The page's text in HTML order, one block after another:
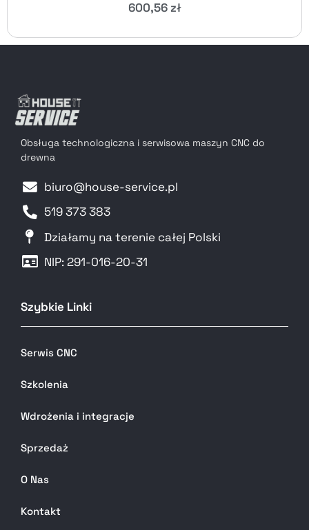
600,56 zł
Obsługa technologiczna i serwisowa maszyn CNC do
drewna
biuro@house-service.pl
519 373 383
Działamy na terenie całej Polski
NIP: 291-016-20-31​
Szybkie Linki
Serwis CNC
Szkolenia
Wdrożenia i integracje
Sprzedaż
O Nas
Kontakt